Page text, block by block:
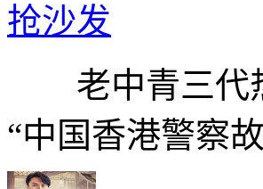
抢沙发
老中青三代热
“中国香港警察